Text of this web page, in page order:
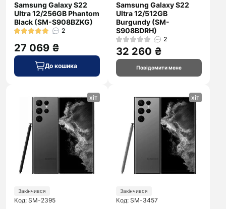
Samsung Galaxy S22
Ultra 12/256GB Phantom
Black (SM-S908BZKG)
2
27 069 ₴
До кошика
Samsung Galaxy S22
Ultra 12/512GB
Burgundy (SM-
S908BDRH)
2
32 260 ₴
Повідомити мене
хіт
Закінчився
Код: SM-2395
хіт
Закінчився
Код: SM-3457